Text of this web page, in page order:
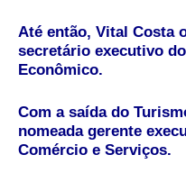
Até então, Vital Costa
secretário executivo
Econômico.
Com a saída do
nomeada gerente
Comércio e Serviços.